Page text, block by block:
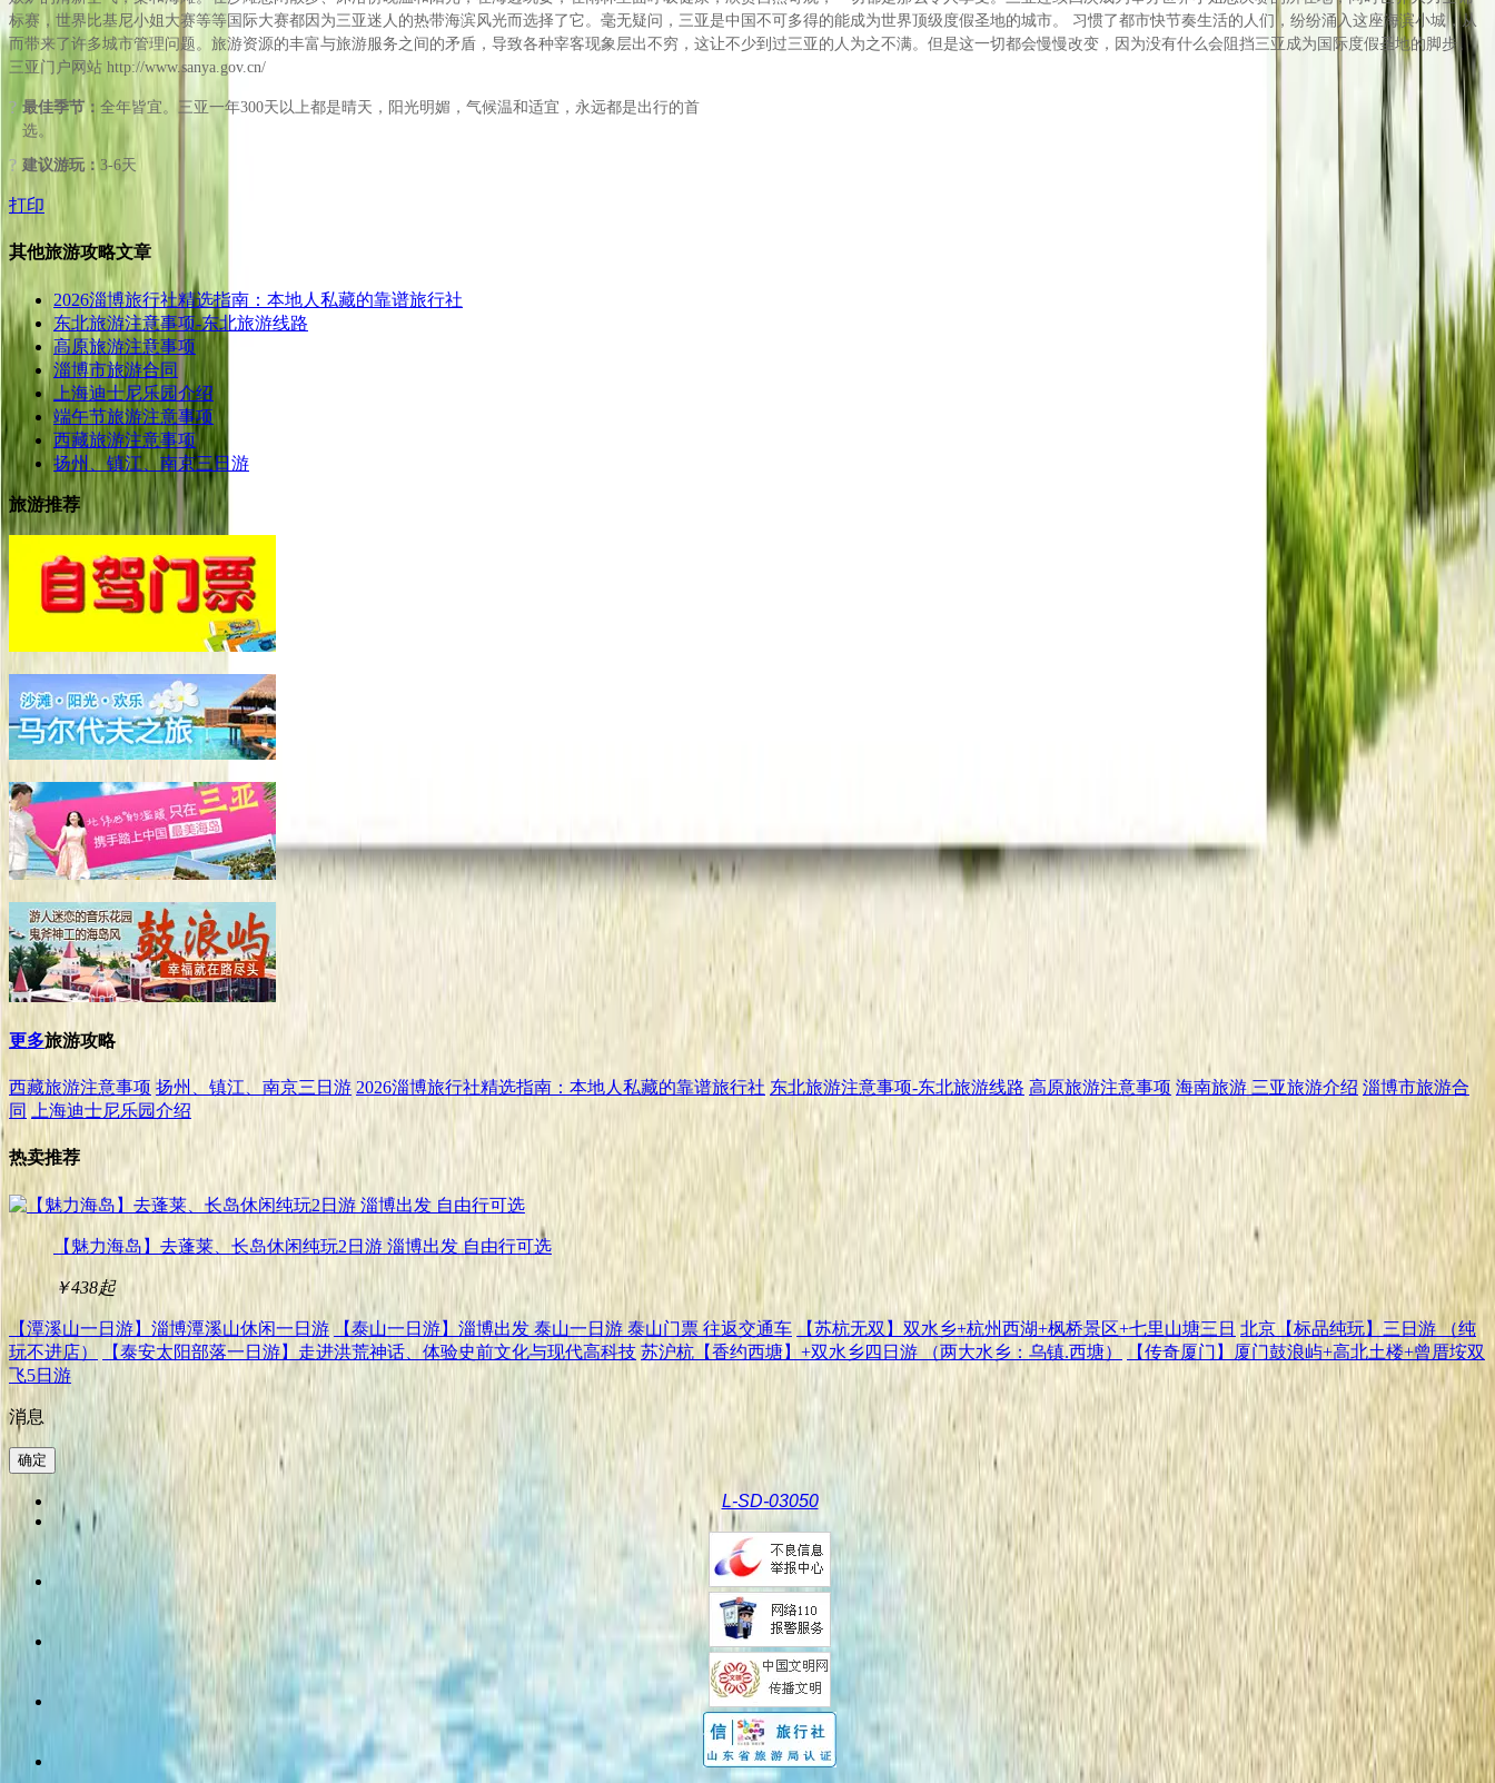
标赛，世界比基尼小姐大赛等等国际大赛都因为三亚迷人的热带海滨风光而选择了它。毫无疑问，三亚是中国不可多得的能成为世界顶级度假圣地的城市。 习惯了都市快节奏生活的人们，纷纷涌入这座海滨小城，从
而带来了许多城市管理问题。旅游资源的丰富与旅游服务之间的矛盾，导致各种宰客现象层出不穷，这让不少到过三亚的人为之不满。但是这一切都会慢慢改变，因为没有什么会阻挡三亚成为国际度假圣地的脚步。
三亚门户网站 http://www.sanya.gov.cn/
? 最佳季节： 全年皆宜。三亚一年300天以上都是晴天，阳光明媚，气候温和适宜，永远都是出行的首
选。
? 建议游玩：3-6天
打印
其他旅游攻略文章
2026淄博旅行社精选指南：本地人私藏的靠谱旅行社
东北旅游注意事项-东北旅游线路
高原旅游注意事项
淄博市旅游合同
上海迪士尼乐园介绍
端午节旅游注意事项
西藏旅游注意事项
扬州、镇江、南京三日游
旅游推荐
更多旅游攻略
西藏旅游注意事项 扬州、镇江、南京三日游 2026淄博旅行社精选指南：本地人私藏的靠谱旅行社 东北旅游注意事项-东北旅游线路 高原旅游注意事项 海南旅游 三亚旅游介绍 淄博市旅游合
同
上海迪士尼乐园介绍
热卖推荐
【魅力海岛】去蓬莱、长岛休闲纯玩2日游 淄博出发 自由行可选
￥438起
【潭溪山一日游】淄博潭溪山休闲一日游 【泰山一日游】淄博出发 泰山一日游 泰山门票 往返交通车 【苏杭无双】双水乡+杭州西湖+枫桥景区+七里山塘三日 北京【标品纯玩】三日游 （纯
玩不进店）
【泰安太阳部落一日游】走进洪荒神话、体验史前文化与现代高科技 苏沪杭【香约西塘】+双水乡四日游 （两大水乡：乌镇.西塘）
【传奇厦门】厦门鼓浪屿+高北土楼+曾厝垵双
飞5日游
消息
L-SD-03050